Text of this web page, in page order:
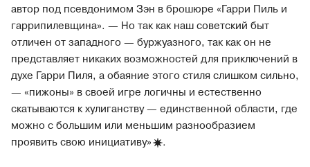
автор под псевдонимом Зэн в брошюре «Гарри Пиль и
гаррипилевщина». — Но так как наш советский быт
отличен от западного — буржуазного, так как он не
представляет никаких возможностей для приключений в
духе Гарри Пиля, а обаяние этого стиля слишком сильно,
— «пижоны» в своей игре логичны и естественно
скатываются к хулиганству — единственной области, где
можно с большим или меньшим разнообразием
проявить свою инициативу» .